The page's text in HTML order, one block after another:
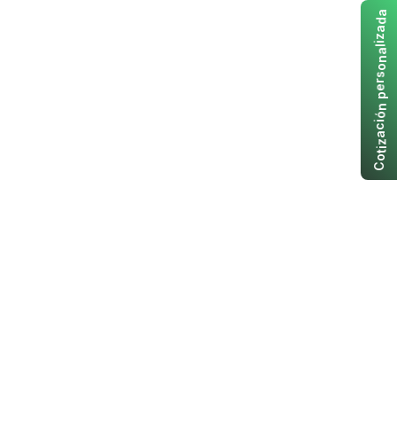
C
o
t
i
z
a
c
i
ó
n
p
e
r
s
o
n
a
l
i
z
a
d
a